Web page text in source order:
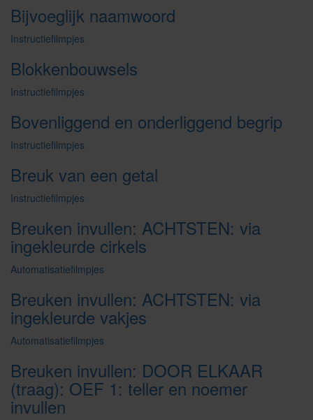
Bijvoeglijk naamwoord
Instructiefilmpjes
Blokkenbouwsels
Instructiefilmpjes
Bovenliggend en onderliggend begrip
Instructiefilmpjes
Breuk van een getal
Instructiefilmpjes
Breuken invullen: ACHTSTEN: via
ingekleurde cirkels
Automatisatiefilmpjes
Breuken invullen: ACHTSTEN: via
ingekleurde vakjes
Automatisatiefilmpjes
Breuken invullen: DOOR ELKAAR
(traag): OEF 1: teller en noemer
invullen